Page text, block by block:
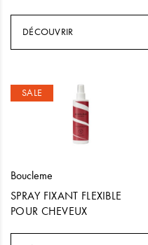
DÉCOUVRIR
SALE
Boucleme
SPRAY FIXANT FLEXIBLE
POUR CHEVEUX